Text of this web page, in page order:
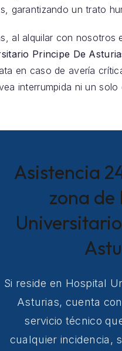
garantizando un trato
al alquilar con nosotros
Principe De
en caso de avería
interrumpida ni un solo
Asistencia
zona de
Si reside en Hospital
Asturias, cuenta
servicio técnico
cualquier incidencia,